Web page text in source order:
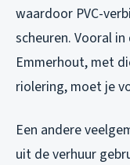
waardoor PVC-
scheuren. Vooral in
Emmerhout, met
riolering, moet je
Een andere
uit de verhuur